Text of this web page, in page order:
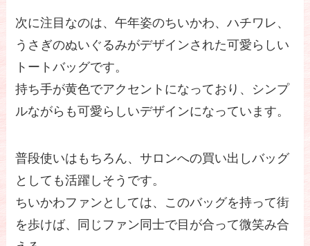
次に注目なのは、午年姿のちいかわ、ハチワレ、
うさぎのぬいぐるみがデザインされた可愛らしい
トートバッグです。
持ち手が黄色でアクセントになっており、シンプ
ルながらも可愛らしいデザインになっています。
普段使いはもちろん、サロンへの買い出しバッグ
としても活躍しそうです。
ちいかわファンとしては、このバッグを持って街
を歩けば、同じファン同士で目が合って微笑み合